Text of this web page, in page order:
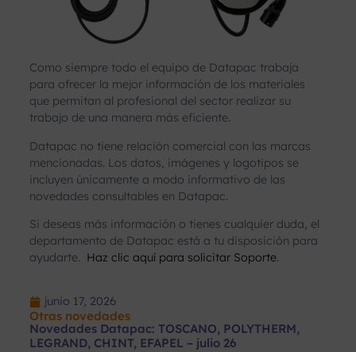
Como siempre todo el equipo de Datapac trabaja
para ofrecer la mejor información de los materiales
que permitan al profesional del sector realizar su
trabajo de una manera más eficiente.
Datapac no tiene relación comercial con las marcas
mencionadas. Los datos, imágenes y logotipos se
incluyen únicamente a modo informativo de las
novedades consultables en Datapac.
Si deseas más información o tienes cualquier duda, el
departamento de Datapac está a tu disposición para
ayudarte. Haz clic aquí para solicitar Soporte.
junio 17, 2026
Otras novedades
Novedades Datapac: TOSCANO, POLYTHERM,
LEGRAND, CHINT, EFAPEL – julio 26